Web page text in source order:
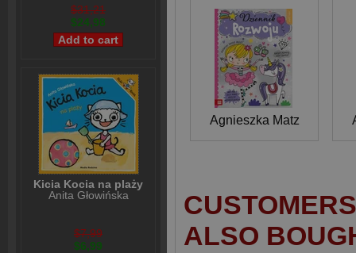
$31,21
$24,98
Kicia Kocia na plaży
Anita Głowińska
$7,99
$6,99
Agnieszka Matz
ALSO